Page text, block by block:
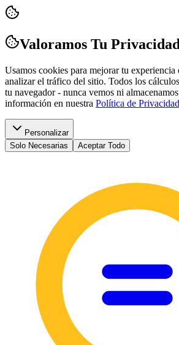
Valoramos Tu Privacidad
Usamos cookies para mejorar tu experiencia
analizar el tráfico del sitio. Todos los
tu navegador - nunca vemos ni
información en nuestra Política de Privacidad
Personalizar
Solo Necesarias
Aceptar Todo